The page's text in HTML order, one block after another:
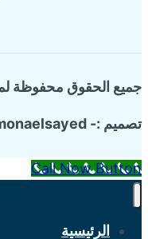
جميع الحقوق محفوظة
تصميم :- monaelsayed
Call Now Button
الرئيسية